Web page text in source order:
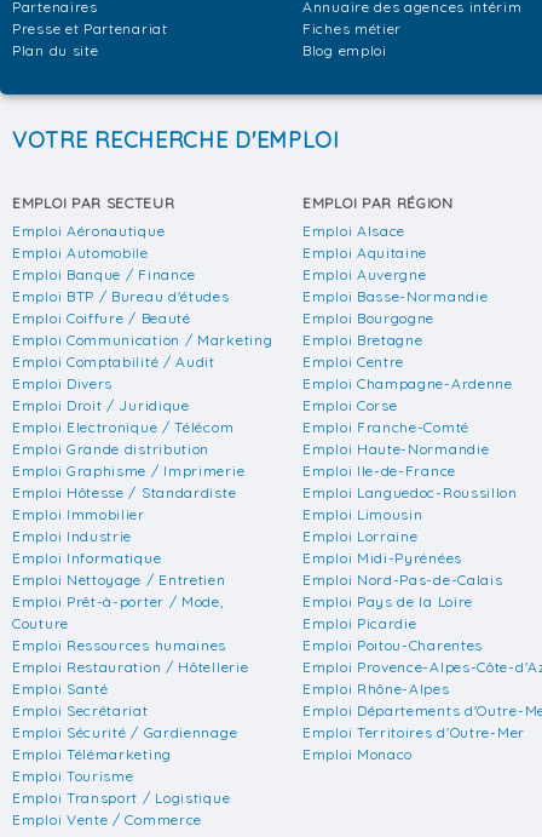
Partenaires
Presse et Partenariat
Plan du site
Annuaire des agences intérim
Fiches métier
Blog emploi
VOTRE RECHERCHE D'EMPLOI
EMPLOI PAR SECTEUR
Emploi Aéronautique
Emploi Automobile
Emploi Banque / Finance
Emploi BTP / Bureau d'études
Emploi Coiffure / Beauté
Emploi Communication / Marketing
Emploi Comptabilité / Audit
Emploi Divers
Emploi Droit / Juridique
Emploi Electronique / Télécom
Emploi Grande distribution
Emploi Graphisme / Imprimerie
Emploi Hôtesse / Standardiste
Emploi Immobilier
Emploi Industrie
Emploi Informatique
Emploi Nettoyage / Entretien
Emploi Prêt-à-porter / Mode,
Couture
Emploi Ressources humaines
Emploi Restauration / Hôtellerie
Emploi Santé
Emploi Secrétariat
Emploi Sécurité / Gardiennage
Emploi Télémarketing
Emploi Tourisme
Emploi Transport / Logistique
Emploi Vente / Commerce
EMPLOI PAR RÉGION
Emploi Alsace
Emploi Aquitaine
Emploi Auvergne
Emploi Basse-Normandie
Emploi Bourgogne
Emploi Bretagne
Emploi Centre
Emploi Champagne-Ardenne
Emploi Corse
Emploi Franche-Comté
Emploi Haute-Normandie
Emploi Ile-de-France
Emploi Languedoc-Roussillon
Emploi Limousin
Emploi Lorraine
Emploi Midi-Pyrénées
Emploi Nord-Pas-de-Calais
Emploi Pays de la Loire
Emploi Picardie
Emploi Poitou-Charentes
Emploi Provence-Alpes-Côte-
Emploi Rhône-Alpes
Emploi Départements d'Outre-
Emploi Territoires d'Outre-Mer
Emploi Monaco